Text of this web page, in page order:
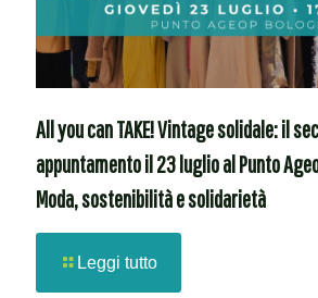
All you can TAKE! Vintage solidale: il
appuntamento il 23 luglio al Punto
Moda, sostenibilità e solidarietà
Leggi tutto